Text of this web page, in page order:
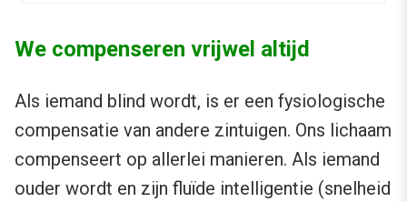
We compenseren vrijwel altijd
Als iemand blind wordt, is er een fysiologische
compensatie van andere zintuigen. Ons lichaam
compenseert op allerlei manieren. Als iemand
ouder wordt en zijn fluïde intelligentie (snelheid